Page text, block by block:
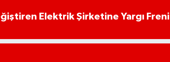
Elektrik Şirketine Yargı Freni